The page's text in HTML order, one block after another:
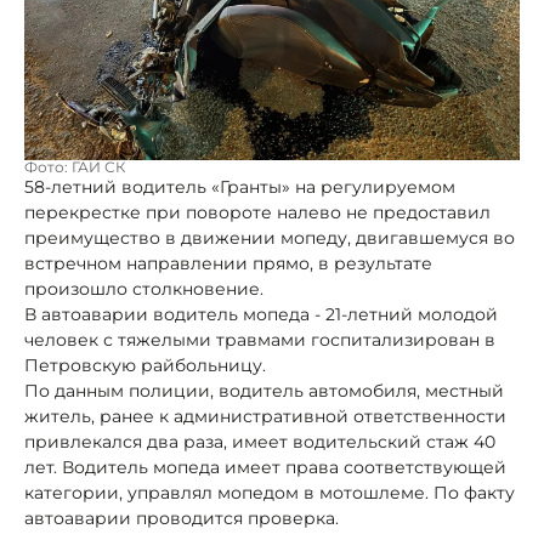
Фото: ГАИ СК
58-летний водитель «Гранты» на регулируемом
перекрестке при повороте налево не предоставил
преимущество в движении мопеду, двигавшемуся во
встречном направлении прямо, в результате
произошло столкновение.
В автоаварии водитель мопеда - 21-летний молодой
человек с тяжелыми травмами госпитализирован в
Петровскую райбольницу.
По данным полиции, водитель автомобиля, местный
житель, ранее к административной ответственности
привлекался два раза, имеет водительский стаж 40
лет. Водитель мопеда имеет права соответствующей
категории, управлял мопедом в мотошлеме. По факту
автоаварии проводится проверка.